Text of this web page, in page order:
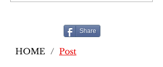
Share
HOME / Post